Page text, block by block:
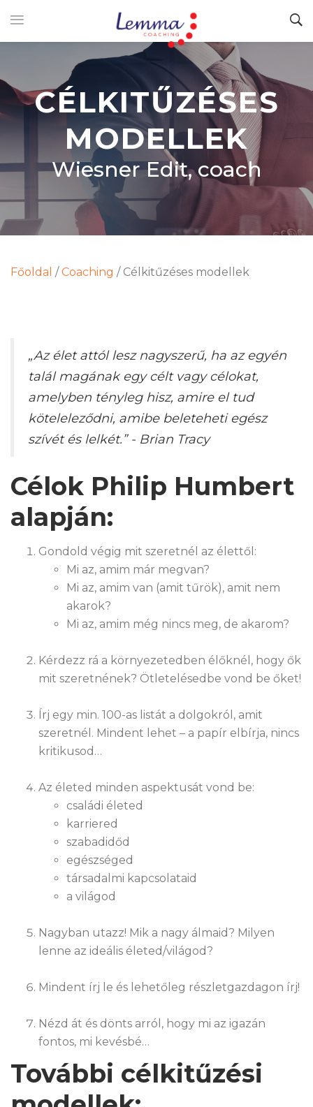
CÉLKITŰZÉSES
MODELLEK
Wiesner Edit, coach
Főoldal / Coaching / Célkitűzéses modellek
„Az élet attól lesz nagyszerű, ha az egyén
talál magának egy célt vagy célokat,
amelyben tényleg hisz, amire el tud
köteleleződni, amibe beleteheti egész
szívét és lelkét.” - Brian Tracy
Célok Philip Humbert
alapján:
Gondold végig mit szeretnél az élettől:
Mi az, amim már megvan?
Mi az, amim van (amit tűrök), amit nem
akarok?
Mi az, amim még nincs meg, de akarom?
Kérdezz rá a környezetedben élőknél, hogy ők
mit szeretnének? Ötletelésedbe vond be őket!
Írj egy min. 100-as listát a dolgokról, amit
szeretnél. Mindent lehet – a papír elbírja, nincs
kritikusod…
Az életed minden aspektusát vond be:
családi életed
karriered
szabadidőd
egészséged
társadalmi kapcsolataid
a világod
Nagyban utazz! Mik a nagy álmaid? Milyen
lenne az ideális életed/világod?
Mindent írj le és lehetőleg részletgazdagon írj!
Nézd át és dönts arról, hogy mi az igazán
fontos, mi kevésbé…
További célkitűzési